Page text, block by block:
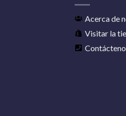
Acerca de
Visitar la